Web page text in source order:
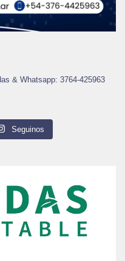
& Whatsapp: 3764-425963
Seguinos